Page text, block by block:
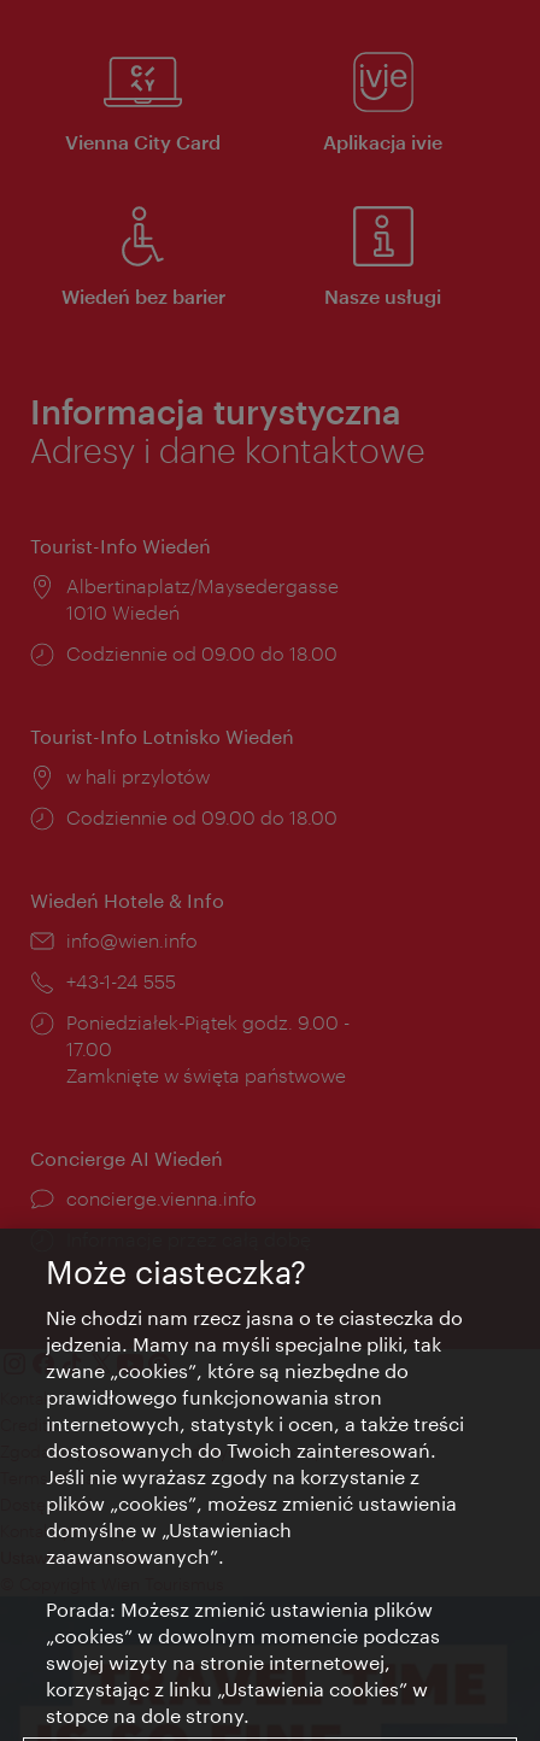
Vienna City Card Aplikacja ivie
Wiedeń bez barier Nasze usługi
Informacja turystyczna
Adresy i dane kontaktowe
Tourist-Info Wiedeń
Miejsce:
Albertinaplatz/Maysedergasse
1010 Wiedeń
Godziny
Codziennie od 09.00 do 18.00
Tourist-Info Lotnisko Wiedeń
Miejsce:
w hali przylotów
Godziny
Codziennie od 09.00 do 18.00
Wiedeń Hotele & Info
E-
info@wien.info
Telefon:
+43-1-24 555
Godziny
otwarcia:
Poniedziałek-Piątek godz. 9.00 -
17.00
Zamknięte w święta państwowe
Concierge AI Wiedeń
concierge.vienna.info
Kontakt
Credits
Zgoda na przetwarzanie danych osobowych
Terms of Use
Dostępność
Kontakt prasowy
Ustawienia cookies
Może ciasteczka?
Nie chodzi nam rzecz jasna o te ciasteczka do
jedzenia. Mamy na myśli specjalne pliki, tak
zwane „cookies”, które są niezbędne do
prawidłowego funkcjonowania stron
internetowych, statystyk i ocen, a także treści
dostosowanych do Twoich zainteresowań.
Jeśli nie wyrażasz zgody na korzystanie z
plików „cookies”, możesz zmienić ustawienia
domyślne w „Ustawieniach
zaawansowanych”.
Porada: Możesz zmienić ustawienia plików
„cookies” w dowolnym momencie podczas
swojej wizyty na stronie internetowej,
korzystając z linku „Ustawienia cookies” w
stopce na dole strony.